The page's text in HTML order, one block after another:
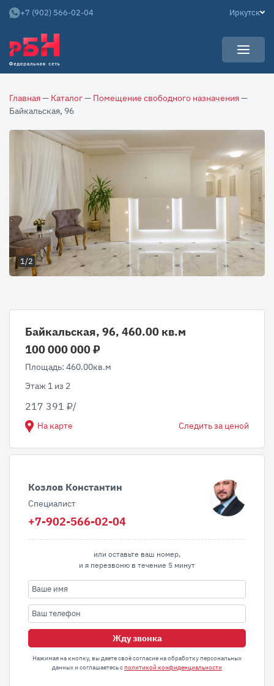
Арендаторам
Собственникам
НОВОСТИ
О КОМПАНИИ
Команда
Контакты
Отзывы
АРЕНДНЫЙ БИЗНЕС
+7 (902) 566-02-04 Иркутск
Главная— Каталог— Помещение свободного назначения—
Байкальская, 96
1/2
Байкальская, 96, 460.00 кв.м
100 000 000 ₽
Площадь: 460.00кв.м
Этаж 1 из 2
217 391 ₽/
На карте Следить за ценой
Козлов Константин
Специалист
+7-902-566-02-04
или оставьте ваш номер,
и я перезвоню в течение 5 минут
Жду звонка
Нажимая на кнопку, вы даете своё согласие на обработку персональных
данных и соглашаетесь сполитикой конфиденциальности